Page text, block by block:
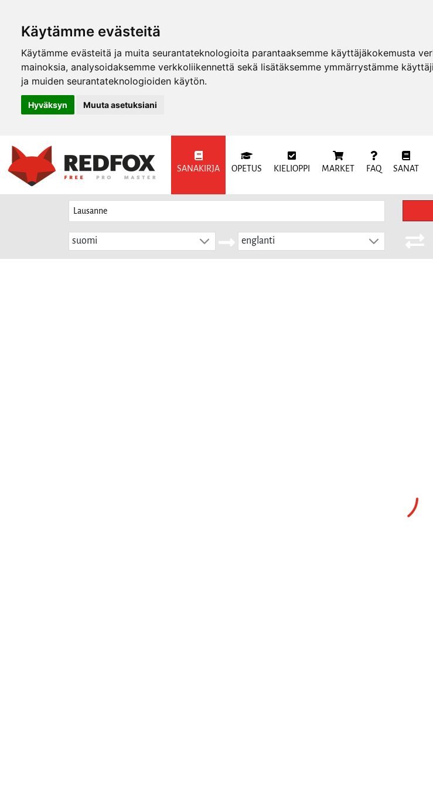
Käytämme evästeitä
Käytämme evästeitä ja muita seurantateknologioita parantaaksemme käyttäjäkokemusta
mainoksia, analysoidaksemme verkkoliikennettä sekä lisätäksemme ymmärrystämme
ja muiden seurantateknologioiden käytön.
Hyväksyn Muuta asetuksiani
SANAKIRJA OPETUS KIELIOPPI MARKET FAQ SANAT
suomi englanti